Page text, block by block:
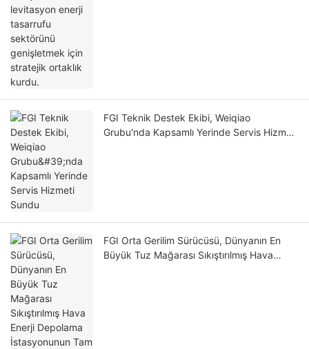
FGI Teknik Destek Ekibi, Weiqiao
Grubu'nda Kapsamlı Yerinde Servis Hizmeti
FGI Orta Gerilim Sürücüsü, Dünyanın En
Büyük Tuz Mağarası Sıkıştırılmış Hava